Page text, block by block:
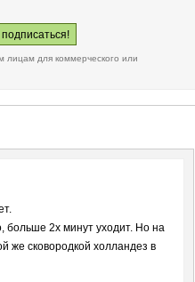
лицам для коммерческого или
больше 2х минут уходит. Но на
же сковородкой холландез в